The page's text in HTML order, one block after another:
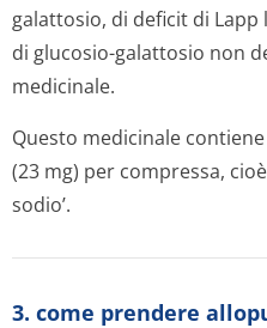
galattosio, di deficit di
di glucosio-galattosio non
medicinale.
Questo medicinale
(23 mg) per compressa,
sodio’.
3. come prendere